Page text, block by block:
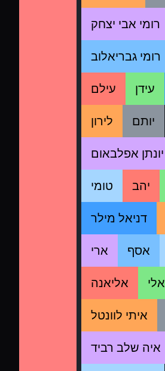
רומי אבי יצחק
רומי גבריאלוב
עילם
עידן
לירון
יותם
יונתן אפלבאום
טומי
יהב
דניאל מילר
ארי
אסף
אליאנה
אלי
איתי לוונטל
איה שלב רביד